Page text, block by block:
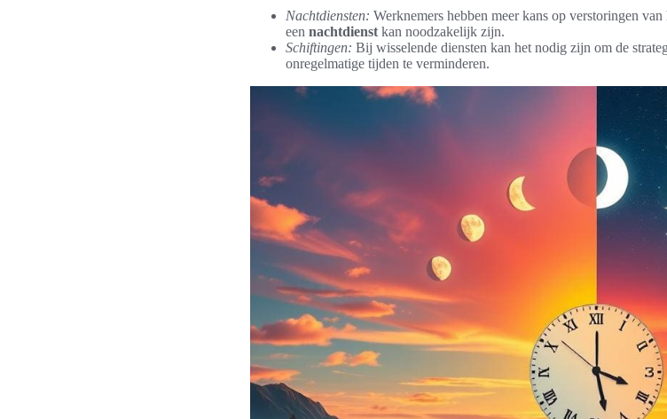
Nachtdiensten: Werknemers hebben meer kans op verstoringen
een nachtdienst kan noodzakelijk zijn.
Schiftingen: Bij wisselende diensten kan het nodig zijn om de
onregelmatige tijden te verminderen.